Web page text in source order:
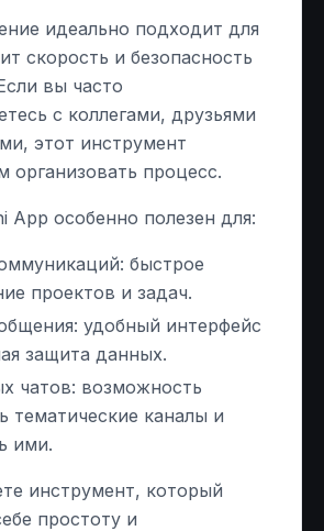
идеально подходит для
скорость и безопасность
вы часто
с коллегами, друзьями
этот инструмент
организовать процесс.
App особенно полезен для:
быстрое
проектов и задач.
удобный интерфейс
защита данных.
чатов: возможность
тематические каналы и
ими.
инструмент, который
простоту и